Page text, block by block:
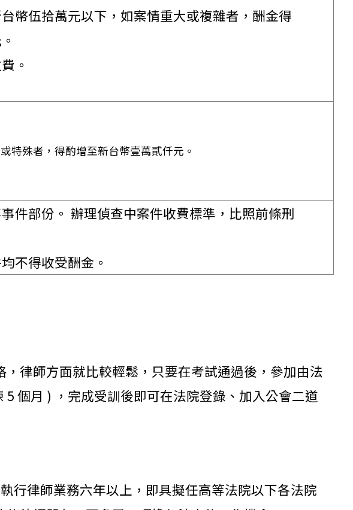
幣伍拾萬元以下，如案情重大或複雜者，酬金得
。
特殊者，得酌增至新台幣壹萬貳仟元。
件部份。 辦理偵查中案件收費標準，比照前條刑
不得收受酬金。
律師方面就比較輕鬆，只要在考試通過後，參加由法
個月 ) ，完成受訓後即可在法院登錄、加入公會二道
行律師業務六年以上，即具擬任高等法院以下各法院